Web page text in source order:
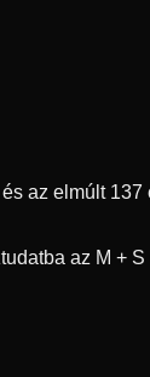
az elmúlt
az M +